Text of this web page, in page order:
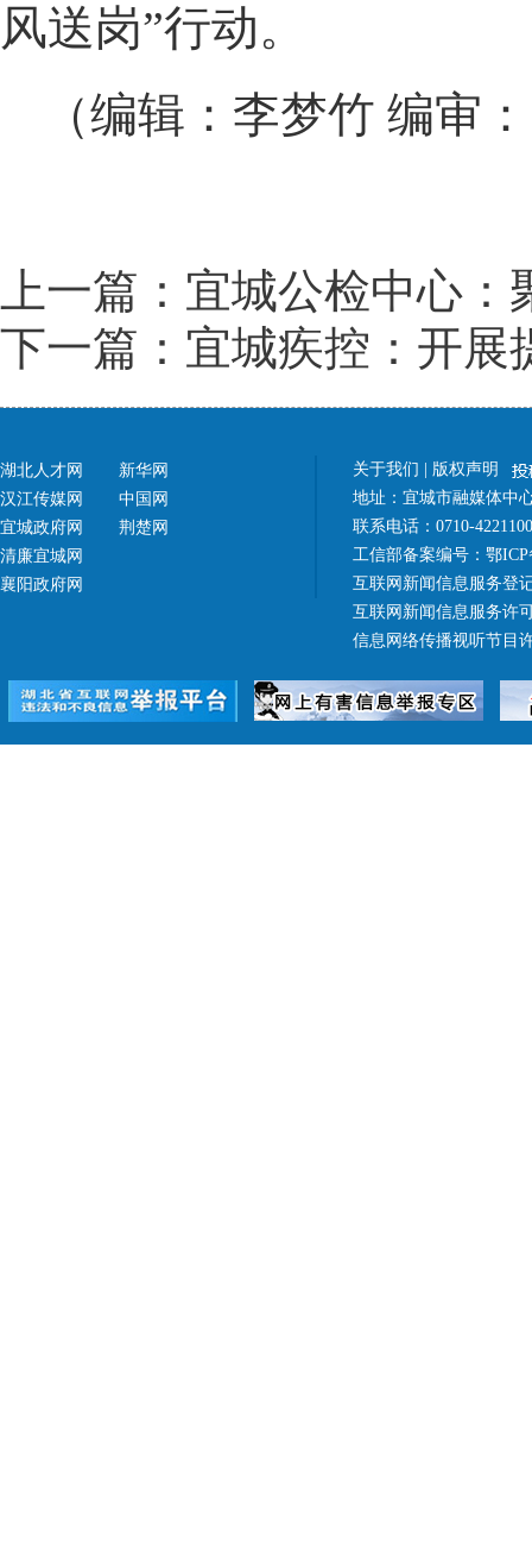
风送岗”行动。
（编辑：李梦竹 编审
上一篇：宜城公检中心
下一篇：宜城疾控：开展
湖北人才网
汉江传媒网
宜城政府网
清廉宜城网
襄阳政府网
新华网
中国网
荆楚网
关于我们
版权声明
地址：宜城市融媒体中
联系电话：0710-
工信部备案编号： 鄂ICP
互联网新闻信息服务登
互联网新闻信息服务许
信息网络传播视听节目